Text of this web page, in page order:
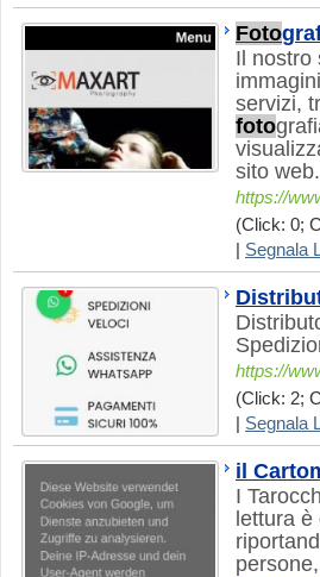
Foto
Il nostro
servizi,
foto
sito web.
https://
(Click: 0;
Segnala
https://
(Click: 2;
Segnala
il
I
lettura